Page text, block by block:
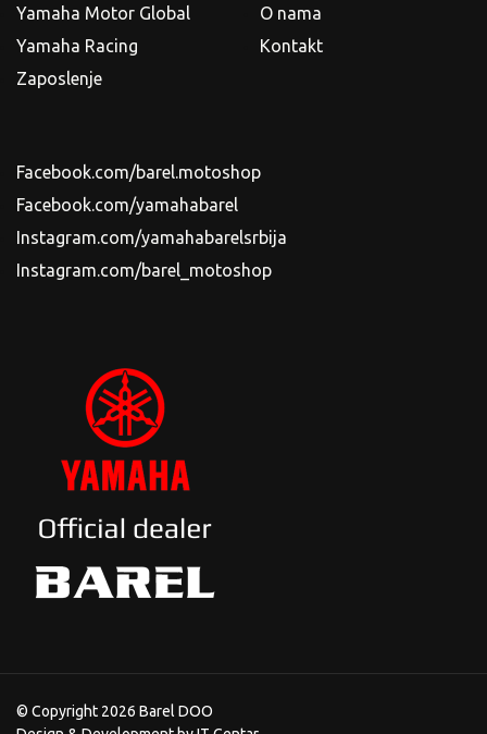
Yamaha Motor Global
Yamaha Racing
Zaposlenje
O nama
Kontakt
Facebook.com/barel.motoshop
Facebook.com/yamahabarel
Instagram.com/yamahabarelsrbija
Instagram.com/barel_motoshop
© Copyright 2026 Barel DOO